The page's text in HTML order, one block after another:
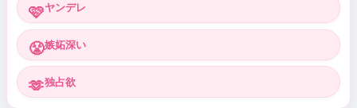
🩷ヤンデレ
😤嫉妬深い
🫶独占欲